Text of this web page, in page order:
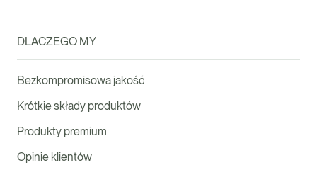
DLACZEGO MY
Bezkompromisowa jakość
Krótkie składy produktów
Produkty premium
Opinie klientów